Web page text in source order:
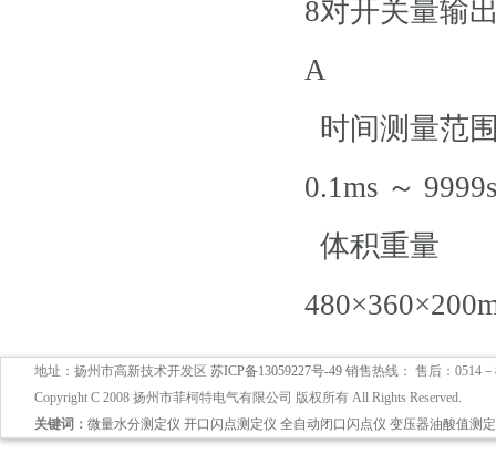
8对开关量输
A
时间测量范
0.1ms ～
体积重量
地址：扬州市高新技术开发区 苏ICP备13059227号-49 销售热线： 售后：0514
Copyright C 2008 扬州市菲柯特电气有限公司 版权所有 All Rights Reserved.
关键词： 微量水分测定仪 开口闪点测定仪 全自动闭口闪点仪 变压器油酸值测